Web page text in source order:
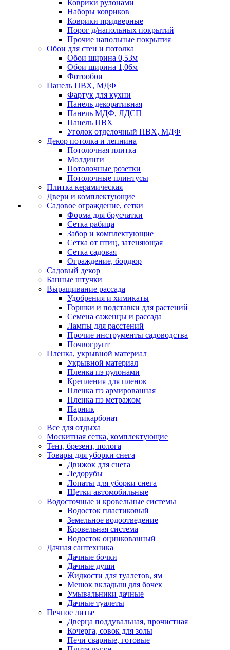
Коврики рулонами
Наборы ковриков
Коврики придверные
Порог д/напольных покрытий
Прочие напольные покрытия
Обои для стен и потолка
Обои ширина 0,53м
Обои ширина 1,06м
Фотообои
Панель ПВХ, МДФ
Фартук для кухни
Панель декоративная
Панель МДФ, ЛДСП
Панель ПВХ
Уголок отделочный ПВХ, МДФ
Декор потолка и лепнина
Потолочная плитка
Молдинги
Потолочные розетки
Потолочные плинтусы
Плитка керамическая
Двери и комплектующие
Садовое ограждение, сетки
Форма для брусчатки
Сетка рабица
Забор и комплектующие
Сетка от птиц, затеняющая
Сетка садовая
Ограждение, бордюр
Садовый декор
Банные штучки
Выращивание рассада
Удобрения и химикаты
Горшки и подставки для растений
Семена саженцы и рассада
Лампы для расстений
Прочие инструменты садоводства
Почвогрунт
Пленка, укрывной материал
Укрывной материал
Пленка пэ рулонами
Крепления для пленок
Пленка пэ армированная
Пленка пэ метражом
Парник
Поликарбонат
Все для отдыха
Москитная сетка, комплектующие
Тент, брезент, полога
Товары для уборки снега
Движок для снега
Ледорубы
Лопаты для уборки снега
Щетки автомобильные
Водосточные и кровельные системы
Водосток пластиковый
Земельное водоотведение
Кровельная система
Водосток оцинкованный
Дачная сантехника
Дачные бочки
Дачные души
Жидкости для туалетов, ям
Мешок вкладыш для бочек
Умывальники дачные
Дачные туалеты
Печное литье
Дверца поддувальная, прочистная
Кочерга, совок для золы
Печи сварные, готовые